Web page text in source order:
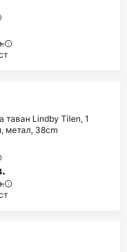
таван Lindby Tilen, 1
метал, 38cm